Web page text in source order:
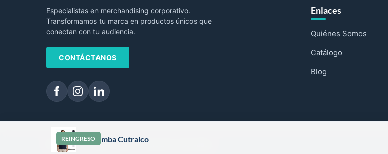
REINGRESOChomba Cutralco
Especialistas en merchandising corporativo.
Transformamos tu marca en productos únicos que
conectan con tu audiencia.
CONTÁCTANOS
Enlaces
Quiénes Somos
Catálogo
Blog
© 2026 Focus Logo. Todos los derechos reservados.